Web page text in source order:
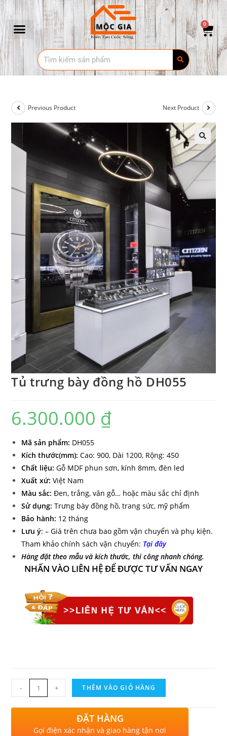
0
Previous Product Next Product
Tủ trưng bày đồng hồ DH055
6.300.000 ₫
Mã sản phẩm: DH055
Kích thước(mm): Cao: 900, Dài 1200, Rộng: 450
Chất liệu: Gỗ MDF phun sơn, kính 8mm, đèn led
Xuất xứ: Việt Nam
Màu sắc:Đen, trắng, vân gỗ… hoặc màu sắc chỉ định
Sử dụng: Trưng bày đồng hồ, trang sức, mỹ phẩm
Bảo hành: 12 tháng
Lưu ý: – Giá trên chưa bao gồm vận chuyển và phụ kiện.
Tham khảo chính sách vận chuyển: Tại đây
Hàng đặt theo mẫu và kích thước, thi công nhanh chóng.
NHẤN VÀO LIÊN HỆ ĐỂ ĐƯỢC TƯ VẤN NGAY
- + THÊM VÀO GIỎ HÀNG
ĐẶT HÀNG
Gọi điện xác nhận và giao hàng tận nơi